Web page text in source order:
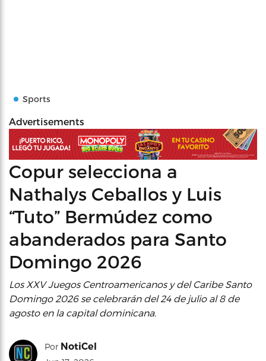
Sports
Advertisements
Copur selecciona a
Nathalys Ceballos y Luis
“Tuto” Bermúdez como
abanderados para Santo
Domingo 2026
Los XXV Juegos Centroamericanos y del Caribe Santo
Domingo 2026 se celebrarán del 24 de julio al 8 de
agosto en la capital dominicana.
Por NotiCel